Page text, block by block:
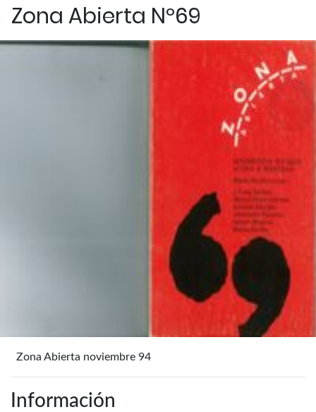
Zona Abierta Nº69
Zona Abierta noviembre 94
Información